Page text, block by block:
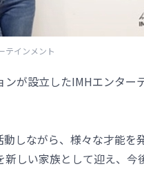
テインメント
が設立したIMHエンター
しながら、様々な才能を
しい家族として迎え、今